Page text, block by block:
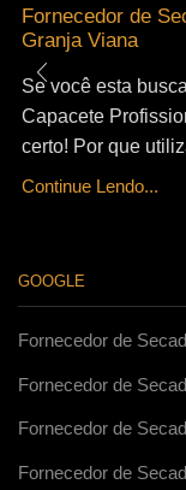
Fornecedor de
Granja Viana
Se você esta
Capacete
certo! Por que
Continue Lendo...
GOOGLE
Fornecedor de
Fornecedor de
Fornecedor de
Fornecedor de